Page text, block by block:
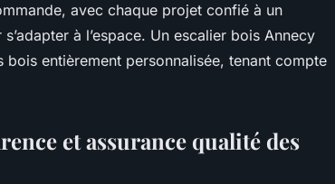
avec chaque projet confié à un
à l’espace. Un escalier bois Annecy
entièrement personnalisée, tenant compte
et assurance qualité des